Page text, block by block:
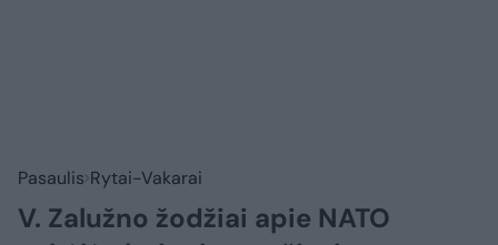
Pasaulis Rytai-Vakarai
V. Zalužno žodžiai apie NATO